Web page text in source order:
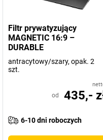
Filtr prywatyzujący
MAGNETIC 16:9 –
DURABLE
antracytowy/szary, opak. 2
szt.
od 435,-
6-10 dni roboczych